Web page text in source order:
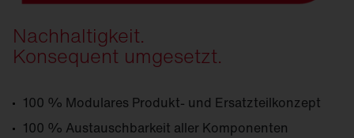
Nachhaltigkeit.
Konsequent umgesetzt.
100 % Modulares Produkt- und Ersatzteilkonzept
100 % Austauschbarkeit aller Komponenten